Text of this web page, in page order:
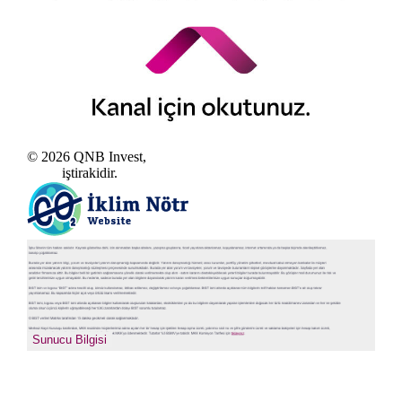
© 2026 QNB Invest,
iştirakidir.
Sunucu Bilgisi
sıkcasorulan